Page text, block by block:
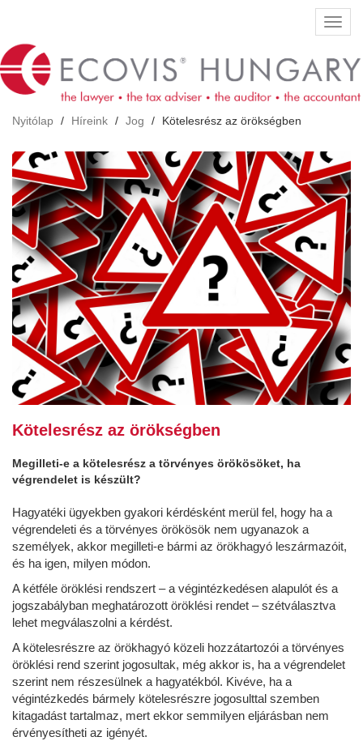
Nyitólap Híreink Jog Kötelesrész az örökségben
Kötelesrész az örökségben
Megilleti-e a kötelesrész a törvényes örökösöket, ha
végrendelet is készült?
Hagyatéki ügyekben gyakori kérdésként merül fel, hogy ha a
végrendeleti és a törvényes örökösök nem ugyanazok a
személyek, akkor megilleti-e bármi az örökhagyó leszármazóit,
és ha igen, milyen módon.
A kétféle öröklési rendszert – a végintézkedésen alapulót és a
jogszabályban meghatározott öröklési rendet – szétválasztva
lehet megválaszolni a kérdést.
A kötelesrészre az örökhagyó közeli hozzátartozói a törvényes
öröklési rend szerint jogosultak, még akkor is, ha a végrendelet
szerint nem részesülnek a hagyatékból. Kivéve, ha a
végintézkedés bármely kötelesrészre jogosulttal szemben
kitagadást tartalmaz, mert ekkor semmilyen eljárásban nem
érvényesítheti az igényét.